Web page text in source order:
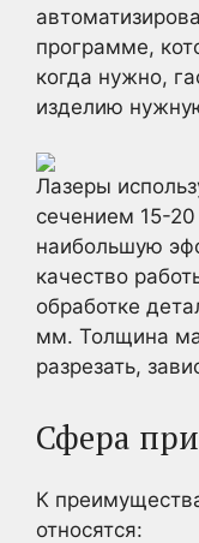
программе,
когда нужно,
изделию
Лазеры
сечением 15-
наибольшую
качество
обработке
мм. Толщина
разрезать,
Сфера
К
относятся: